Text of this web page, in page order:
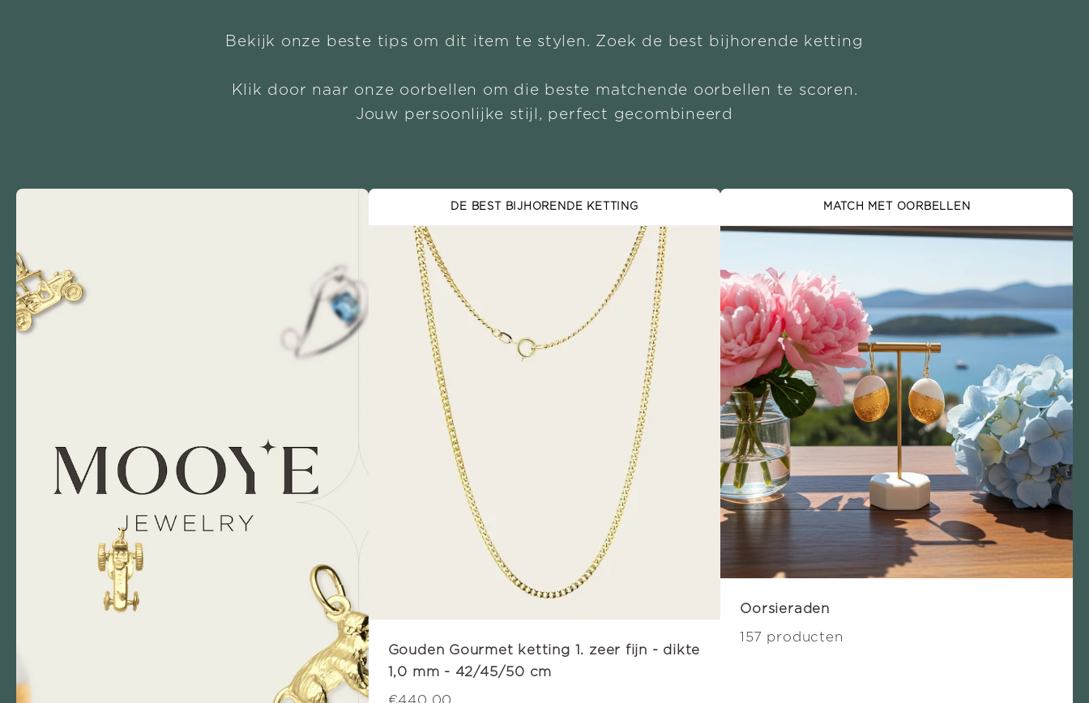
Bekijk onze beste tips om dit item te stylen. Zoek de best bijhorende ketting
Klik door naar onze oorbellen om die beste matchende oorbellen te scoren.
Jouw persoonlijke stijl, perfect gecombineerd
DE BEST BIJHORENDE KETTING
Gouden Gourmet ketting 1. zeer fijn - dikte
1,0 mm - 42/45/50 cm
MATCH MET OORBELLEN
Oorsieraden
157 producten